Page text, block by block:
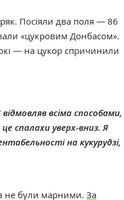
Посіяли два поля — 86
«цукровим Донбасом».
— на цукор спричинили
всіма способами,
спалахи уверх-вниз. Я
на кукурудзі,
не були марними. За